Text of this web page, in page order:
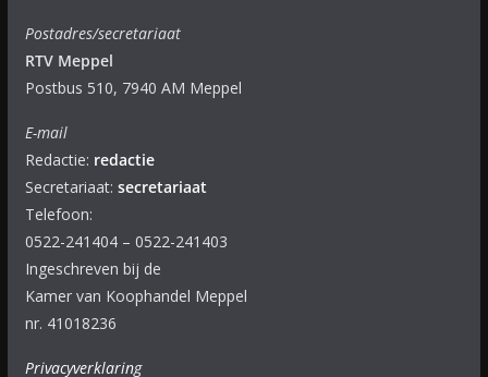
Postadres/secretariaat
RTV Meppel
Postbus 510, 7940 AM Meppel
E-mail
Redactie: redactie
Secretariaat: secretariaat
Telefoon:
0522-241404 – 0522-241403
Ingeschreven bij de
Kamer van Koophandel Meppel
nr. 41018236
Privacyverklaring